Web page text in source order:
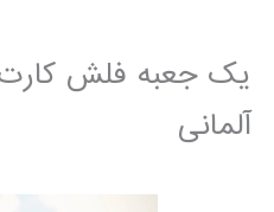
یک جعبه فلش
آلمانی